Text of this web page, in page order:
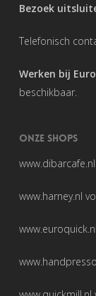
Bezoek
Telefonisch
Werken bij
beschikbaar.
ONZE SHOPS
www.dibarcafe.nl
www.harney.nl
www.euroquick.nl